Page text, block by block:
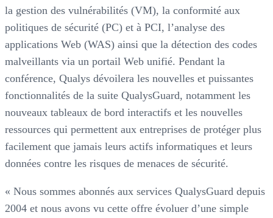
la gestion des vulnérabilités (VM), la conformité aux
politiques de sécurité (PC) et à PCI, l’analyse des
applications Web (WAS) ainsi que la détection des codes
malveillants via un portail Web unifié. Pendant la
conférence, Qualys dévoilera les nouvelles et puissantes
fonctionnalités de la suite QualysGuard, notamment les
nouveaux tableaux de bord interactifs et les nouvelles
ressources qui permettent aux entreprises de protéger plus
facilement que jamais leurs actifs informatiques et leurs
données contre les risques de menaces de sécurité.
« Nous sommes abonnés aux services QualysGuard depuis
2004 et nous avons vu cette offre évoluer d’une simple